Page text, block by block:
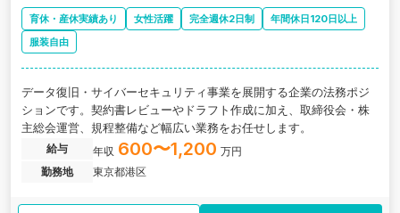
育休・産休実績あり 女性活躍 完全週休2日制
年間休日120日以上
服装自由
データ復旧・サイバーセキュリティ事業を展開する企業の法務ポジ
ションです。契約書レビューやドラフト作成に加え、取締役会・株
主総会運営、規程整備など幅広い業務をお任せします。
給与 年収 600〜1,200 万円
勤務地
東京都港区